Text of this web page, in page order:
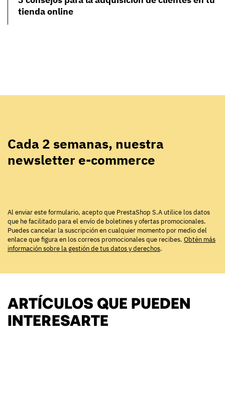
tienda online
Cada 2 semanas, nuestra
newsletter e-commerce
Al enviar este formulario, acepto que PrestaShop S.A utilice los datos
que he facilitado para el envío de boletines y ofertas promocionales.
Puedes cancelar la suscripción en cualquier momento por medio del
enlace que figura en los correos promocionales que recibes. Obtén más
información sobre la gestión de tus datos y derechos.
ARTÍCULOS QUE PUEDEN
INTERESARTE